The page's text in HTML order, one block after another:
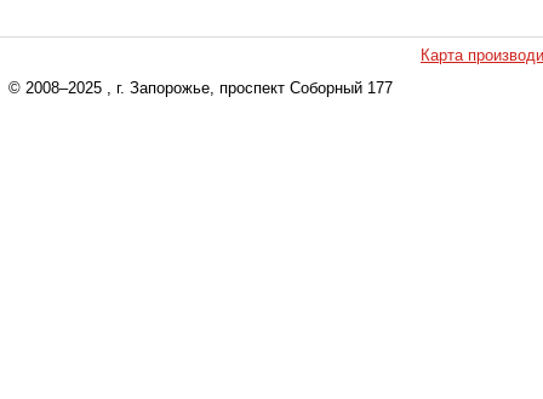
Карта
© 2008–2025 , г. Запорожье, проспект Соборный 177